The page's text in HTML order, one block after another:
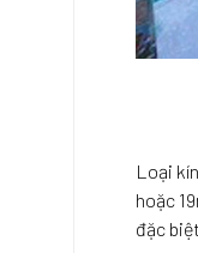
Loại
hoặc
đặc